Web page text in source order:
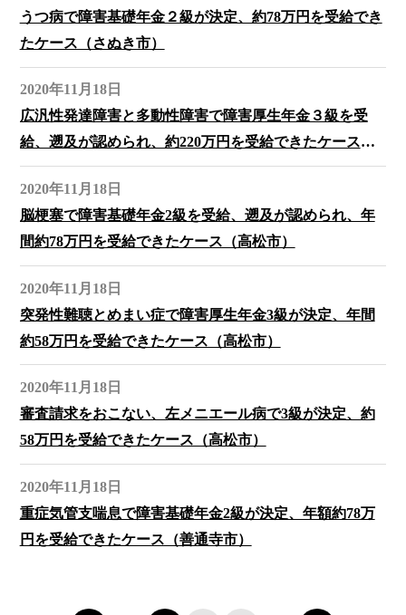
うつ病で障害基礎年金２級が決定、約78万円を受給でき
たケース（さぬき市）
2020年11月18日
広汎性発達障害と多動性障害で障害厚生年金３級を受
給、遡及が認められ、約220万円を受給できたケース
（高松市）
2020年11月18日
脳梗塞で障害基礎年金2級を受給、遡及が認められ、年
間約78万円を受給できたケース（高松市）
2020年11月18日
突発性難聴とめまい症で障害厚生年金3級が決定、年間
約58万円を受給できたケース（高松市）
2020年11月18日
審査請求をおこない、左メニエール病で3級が決定、約
58万円を受給できたケース（高松市）
2020年11月18日
重症気管支喘息で障害基礎年金2級が決定、年額約78万
円を受給できたケース（善通寺市）